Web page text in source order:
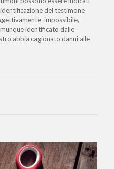
del testimone
impossibile,
identificato dalle
abbia cagionato danni alle